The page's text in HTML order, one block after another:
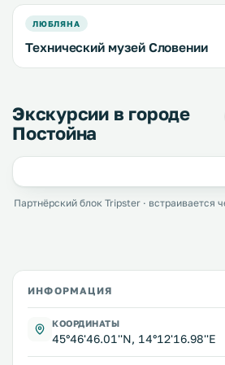
ЛЮБЛЯНА
Технический музей Словении
Экскурсии в городе
Постойна
Партнёрский блок Tripster · встраивается
ИНФОРМАЦИЯ
КООРДИНАТЫ
45°46'46.01''N, 14°12'16.98''E